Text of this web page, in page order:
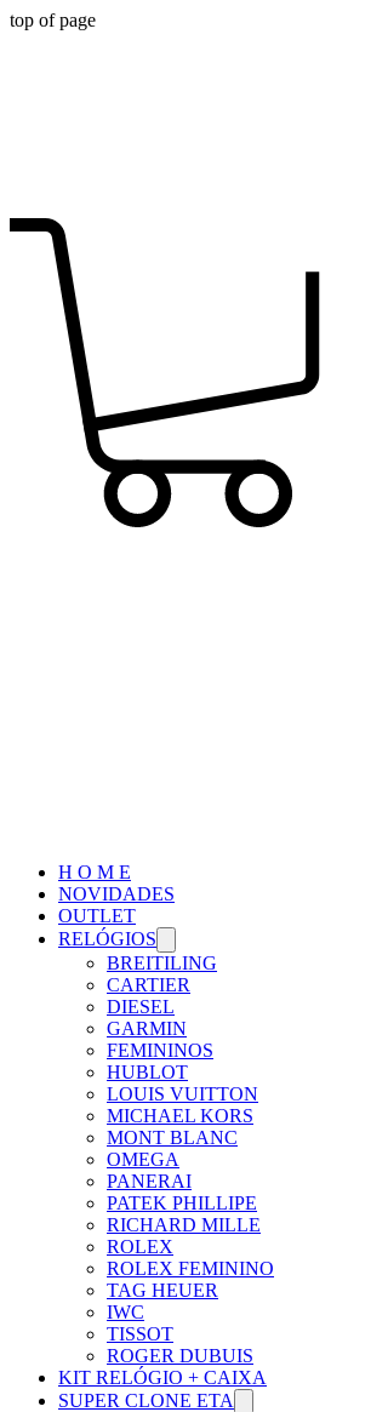
top of page
H O M E
NOVIDADES
OUTLET
RELÓGIOS
BREITILING
CARTIER
DIESEL
GARMIN
FEMININOS
HUBLOT
LOUIS VUITTON
MICHAEL KORS
MONT BLANC
OMEGA
PANERAI
PATEK PHILLIPE
RICHARD MILLE
ROLEX
ROLEX FEMININO
TAG HEUER
IWC
TISSOT
ROGER DUBUIS
KIT RELÓGIO + CAIXA
SUPER CLONE ETA